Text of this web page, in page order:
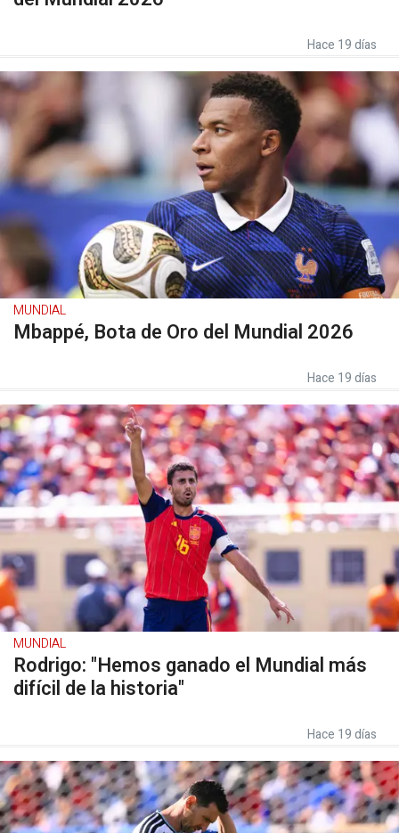
Hace 19 días
MUNDIAL
Mbappé, Bota de Oro del Mundial 2026
Hace 19 días
MUNDIAL
Rodrigo: "Hemos ganado el Mundial más
difícil de la historia"
Hace 19 días